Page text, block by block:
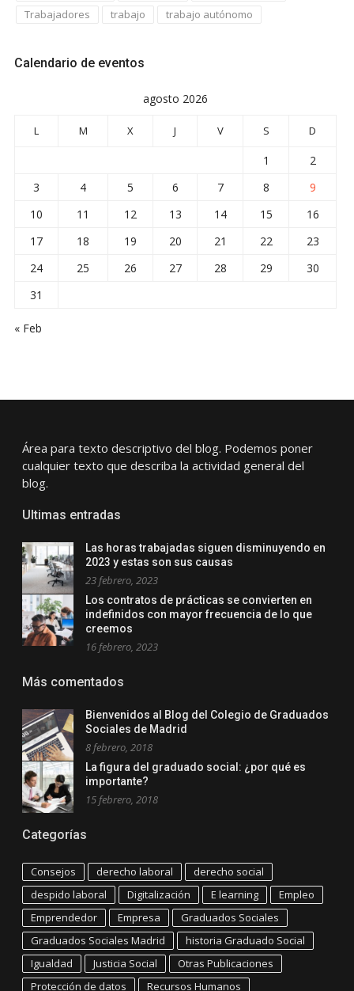
Trabajadores
trabajo trabajo autónomo
Calendario de eventos
agosto 2026
L M X J V S D
1
2
3
4 5 6 7 8
9
10
11 12 13 14 15
16
17
18 19 20 21 22
23
24
25 26 27 28 29
30
31
« Feb
Área para texto descriptivo del blog. Podemos poner
cualquier texto que describa la actividad general del
blog.
Ultimas entradas
Las horas trabajadas siguen disminuyendo en
2023 y estas son sus causas
23 febrero, 2023
Los contratos de prácticas se convierten en
indefinidos con mayor frecuencia de lo que
creemos
16 febrero, 2023
Más comentados
Bienvenidos al Blog del Colegio de Graduados
Sociales de Madrid
8 febrero, 2018
La figura del graduado social: ¿por qué es
importante?
15 febrero, 2018
Categorías
Consejos derecho laboral
derecho social
despido laboral
Digitalización E learning
Empleo
Emprendedor
Empresa
Graduados Sociales
Graduados Sociales Madrid
historia Graduado Social
Igualdad
Justicia Social
Otras Publicaciones
Protección de datos
Recursos Humanos